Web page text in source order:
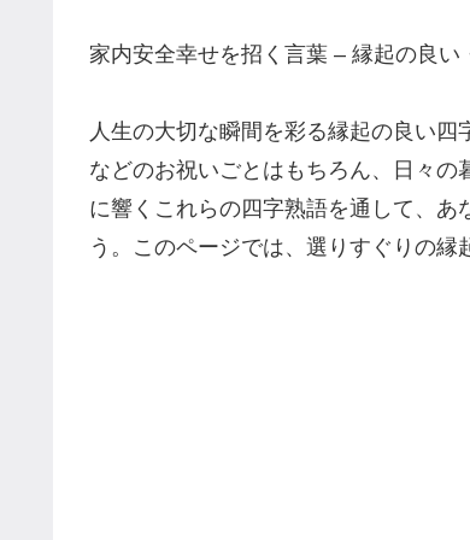
家内安全幸せを招く言葉 – 縁起の良い
人生の大切な瞬間を彩る縁起の良い
などのお祝いごとはもちろん、日々
に響くこれらの四字熟語を通して、あ
う。このページでは、選りすぐりの縁